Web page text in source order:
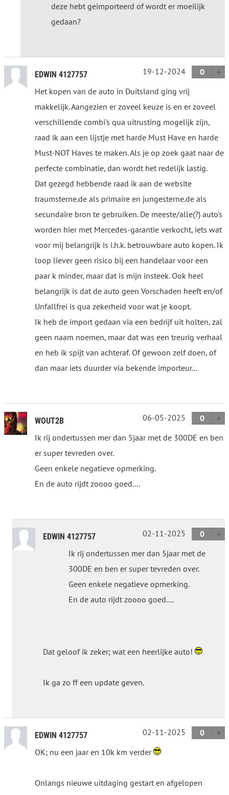
deze hebt geimporteerd of wordt er moeilijk
gedaan?
EDWIN 4127757 19-12-2024
0
Het kopen van de auto in Duitsland ging vrij
makkelijk. Aangezien er zoveel keuze is en er zoveel
verschillende combi's qua uitrusting mogelijk zijn,
raad ik aan een lijstje met harde Must Have en harde
Must-NOT Haves te maken. Als je op zoek gaat naar de
perfecte combinatie, dan wordt het redelijk lastig.
Dat gezegd hebbende raad ik aan de website
traumsterne.de als primaire en jungesterne.de als
secundaire bron te gebruiken. De meeste/alle(?) auto's
worden hier met Mercedes-garantie verkocht, iets wat
voor mij belangrijk is i.h.k. betrouwbare auto kopen. Ik
loop liever geen risico bij een handelaar voor een
paar k minder, maar dat is mijn insteek. Ook heel
belangrijk is dat de auto geen Vorschaden heeft en/of
Unfallfrei is qua zekerheid voor wat je koopt.
Ik heb de import gedaan via een bedrijf uit holten, zal
geen naam noemen, maar dat was een treurig verhaal
en heb ik spijt van achteraf. Of gewoon zelf doen, of
dan maar iets duurder via bekende importeur...
WOUT2B 06-05-2025
0
Ik rij ondertussen mer dan 5jaar met de 300DE en ben
er super tevreden over.
Geen enkele negatieve opmerking.
En de auto rijdt zoooo goed....
EDWIN 4127757 02-11-2025
0
Ik rij ondertussen mer dan 5jaar met de
300DE en ben er super tevreden over.
Geen enkele negatieve opmerking.
En de auto rijdt zoooo goed....
Dat geloof ik zeker; wat een heerlijke auto!
Ik ga zo ff een update geven.
EDWIN 4127757 02-11-2025
0
OK; nu een jaar en 10k km verder
Onlangs nieuwe uitdaging gestart en afgelopen